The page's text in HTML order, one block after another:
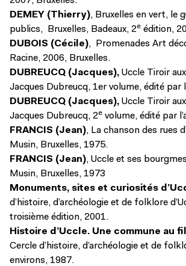
DEMEY (Thierry), Bruxelles en vert, le
publics, Bruxelles, Badeaux, 2e édition,
DUBOIS (Cécile), Promenades Art
Racine, 2006, Bruxelles.
DUBREUCQ (Jacques), Uccle Tiroir
Jacques Dubreucq, 1er volume, édité par
DUBREUCQ (Jacques), Uccle Tiroir
Jacques Dubreucq, 2e volume, édité par
FRANCIS (Jean), La chanson des rues
Musin, Bruxelles, 1975.
FRANCIS (Jean), Uccle et ses
Musin, Bruxelles, 1973
Monuments, sites et curiosités
d’histoire, d’archéologie et de folklore
troisième édition, 2001.
Histoire d’Uccle. Une commune au
Cercle d’histoire, d’archéologie et de
environs, 1987.